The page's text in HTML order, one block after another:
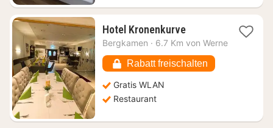
Hotel Kronenkurve1
Nacht
108,50
€
Bergkamen · 6.7 Km von Werne
Rabatt freischalten
Gratis WLAN
Restaurant